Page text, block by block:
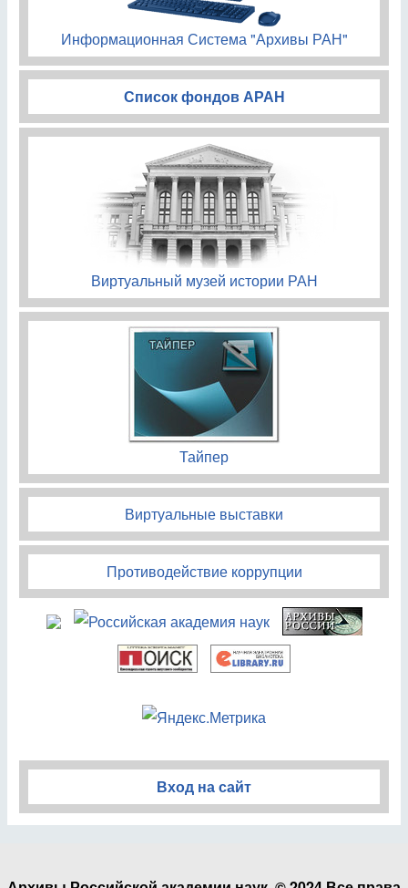
Информационная Система "Архивы РАН"
Список фондов АРАН
Виртуальный музей истории РАН
Тайпер
Виртуальные выставки
Противодействие коррупции
Вход на сайт